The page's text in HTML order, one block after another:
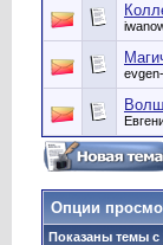
Опции
Показаны темы с